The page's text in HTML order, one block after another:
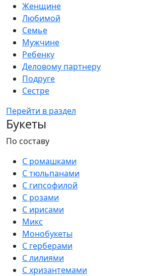
Женщине
Любимой
Семье
Мужчине
Ребенку
Деловому партнеру
Подруге
Сестре
Перейти в раздел
Букеты
По составу
С ромашками
С тюльпанами
С гипсофилой
С розами
С ирисами
Микс
Монобукеты
С герберами
С лилиями
С хризантемами